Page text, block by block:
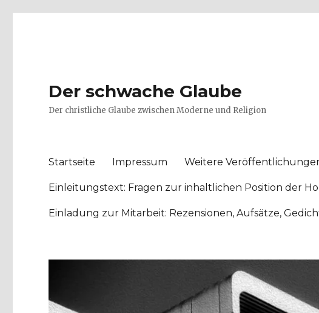
Der schwache Glaube
Der christliche Glaube zwischen Moderne und Religion
Startseite Impressum Weitere
Einleitungstext: Fragen zur inhaltlichen Position der
Einladung zur Mitarbeit: Rezensionen, Aufsätze,